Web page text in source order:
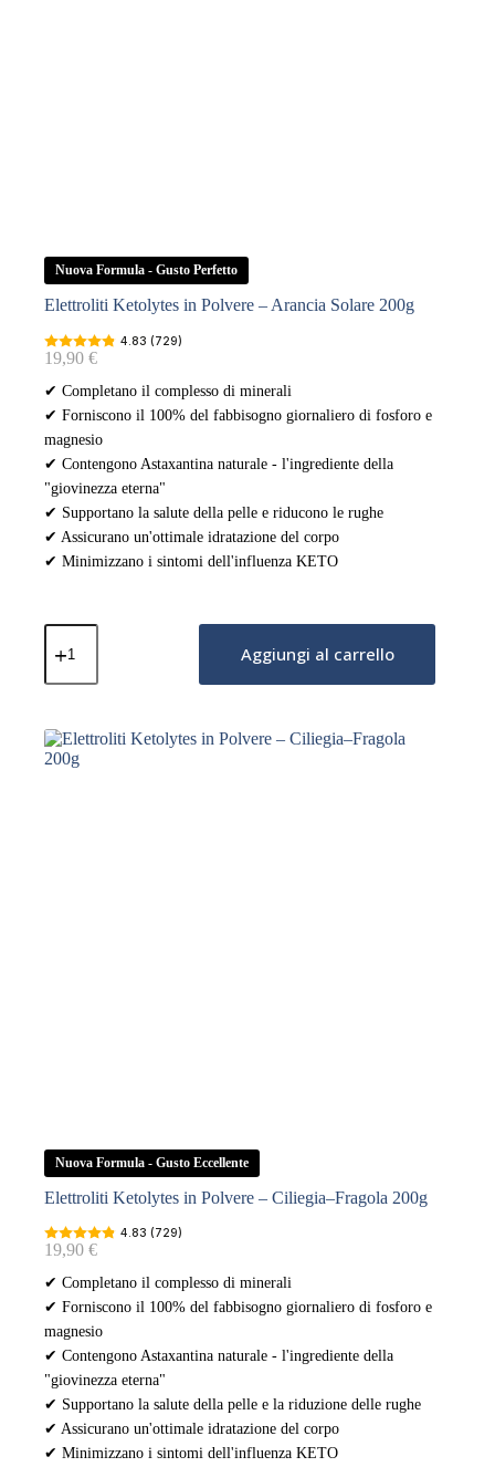
Nuova Formula - Gusto Perfetto
Elettroliti Ketolytes in Polvere – Arancia Solare 200g
4.83 (729)
19,90 €
✔ Completano il complesso di minerali
✔ Forniscono il 100% del fabbisogno giornaliero di fosforo e
magnesio
✔ Contengono Astaxantina naturale - l'ingrediente della
"giovinezza eterna"
✔ Supportano la salute della pelle e riducono le rughe
✔ Assicurano un'ottimale idratazione del corpo
✔ Minimizzano i sintomi dell'influenza KETO
Elettroliti
Ketolytes
Polvere
Arancia
Solare
200g
Aggiungi al carrello
Nuova Formula - Gusto Eccellente
Elettroliti Ketolytes in Polvere – Ciliegia–Fragola 200g
4.83 (729)
19,90 €
✔ Completano il complesso di minerali
✔ Forniscono il 100% del fabbisogno giornaliero di fosforo e
magnesio
✔ Contengono Astaxantina naturale - l'ingrediente della
"giovinezza eterna"
✔ Supportano la salute della pelle e la riduzione delle rughe
✔ Assicurano un'ottimale idratazione del corpo
✔ Minimizzano i sintomi dell'influenza KETO